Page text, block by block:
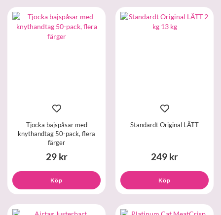
Tjocka bajspåsar med
knythandtag 50-pack, flera
färger
29 kr
Köp
Standardt Original LÄTT
249 kr
Köp